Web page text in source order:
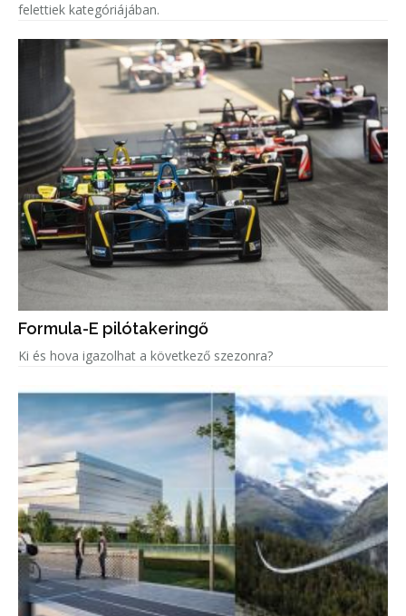
felettiek kategóriájában.
Formula-E pilótakeringő
Ki és hova igazolhat a következő szezonra?